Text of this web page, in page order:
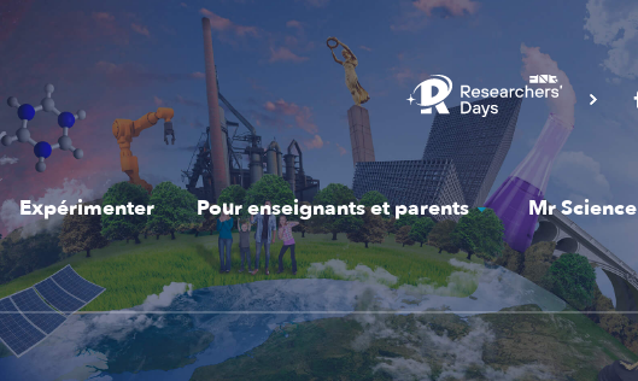
Expérimenter Pour enseignants et parents Mr Science